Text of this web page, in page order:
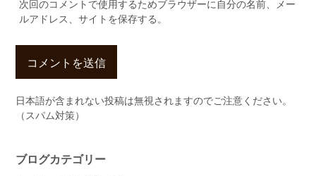
次回のコメントで使用するためブラウザーに自分の名前、メー
ルアドレス、サイトを保存する。
日本語が含まれない投稿は無視されますのでご注意ください。
（スパム対策）
ブログカテゴリー